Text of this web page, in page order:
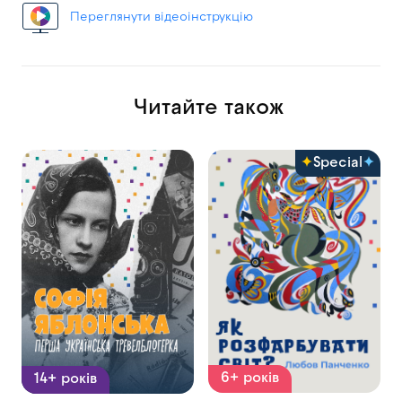
Переглянути відеоінструкцію
Читайте також
14+ років
Special
6+ років